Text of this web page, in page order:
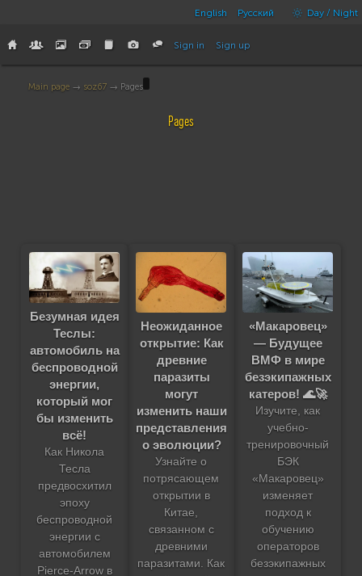
English Русский Day / Night
Sign in Sign up
Main page → soz67 → Pages
Pages
Безумная идея
Теслы:
автомобиль на
беспроводной
энергии,
который мог
бы изменить
всё!
Как Никола
Тесла
предвосхитил
эпоху
беспроводной
энергии с
автомобилем
Pierce-Arrow в
Неожиданное
открытие: Как
древние
паразиты
могут
изменить наши
представления
о эволюции?
Узнайте о
потрясающем
открытии в
Китае,
связанном с
древними
паразитами. Как
«Макаровец»
— Будущее
ВМФ в мире
безэкипажных
катеров! 🌊🚀
Изучите, как
учебно-
тренировочный
БЭК
«Макаровец»
изменяет
подход к
обучению
операторов
безэкипажных